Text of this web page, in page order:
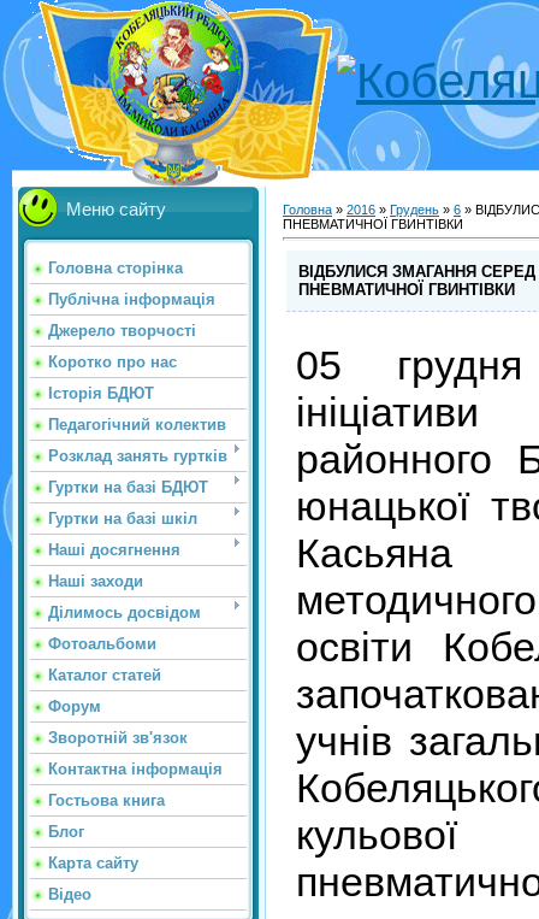
Меню сайту
Головна сторінка
Публічна інформація
Джерело творчості
Коротко про нас
Історія БДЮТ
Педагогічний колектив
Розклад занять гуртків
Гуртки на базі БДЮТ
Гуртки на базі шкіл
Наші досягнення
Наші заходи
Ділимось досвідом
Фотоальбоми
Каталог статей
Форум
Зворотній зв'язок
Контактна інформація
Гостьова книга
Блог
Карта сайту
Відео
Головна » 2016 » Грудень » 6 »
ПНЕВМАТИЧНОЇ ГВИНТІВКИ
ВІДБУЛИСЯ ЗМАГАННЯ СЕРЕД
ПНЕВМАТИЧНОЇ ГВИНТІВКИ
05
районного
юнацької
Касьяна
освіти
учнів